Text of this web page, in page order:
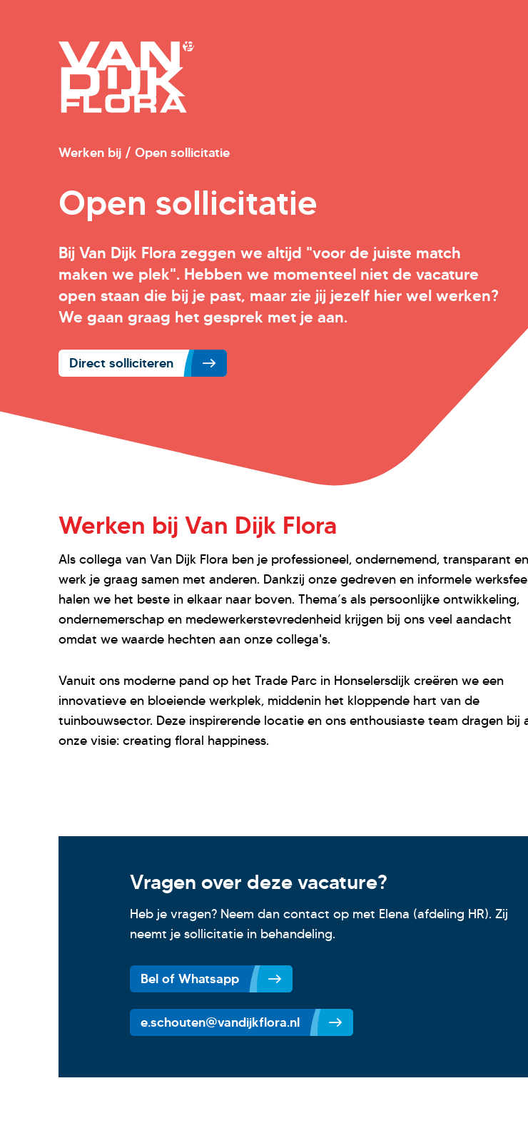
Werken bij / Open sollicitatie
Open sollicitatie
Bij Van Dijk Flora zeggen we altijd "voor de juiste match
maken we plek". Hebben we momenteel niet de vacature
open staan die bij je past, maar zie jij jezelf hier wel werken?
We gaan graag het gesprek met je aan.
Direct solliciteren
Werken bij Van Dijk Flora
Als collega van Van Dijk Flora ben je professioneel, ondernemend, transparant en
werk je graag samen met anderen. Dankzij onze gedreven en informele
halen we het beste in elkaar naar boven. Thema’s als persoonlijke ontwikkeling,
ondernemerschap en medewerkerstevredenheid krijgen bij ons veel aandacht
omdat we waarde hechten aan onze collega's.
Vanuit ons moderne pand op het Trade Parc in Honselersdijk creëren we een
innovatieve en bloeiende werkplek, middenin het kloppende hart van de
tuinbouwsector. Deze inspirerende locatie en ons enthousiaste team dragen bij
onze visie: creating floral happiness.
Vragen over deze vacature?
Heb je vragen? Neem dan contact op met Elena (afdeling HR). Zij
neemt je sollicitatie in behandeling.
Bel of Whatsapp
e.schouten@vandijkflora.nl